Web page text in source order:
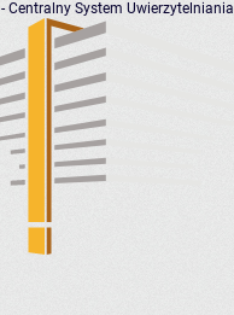
- Centralny System Uwierzytelniania